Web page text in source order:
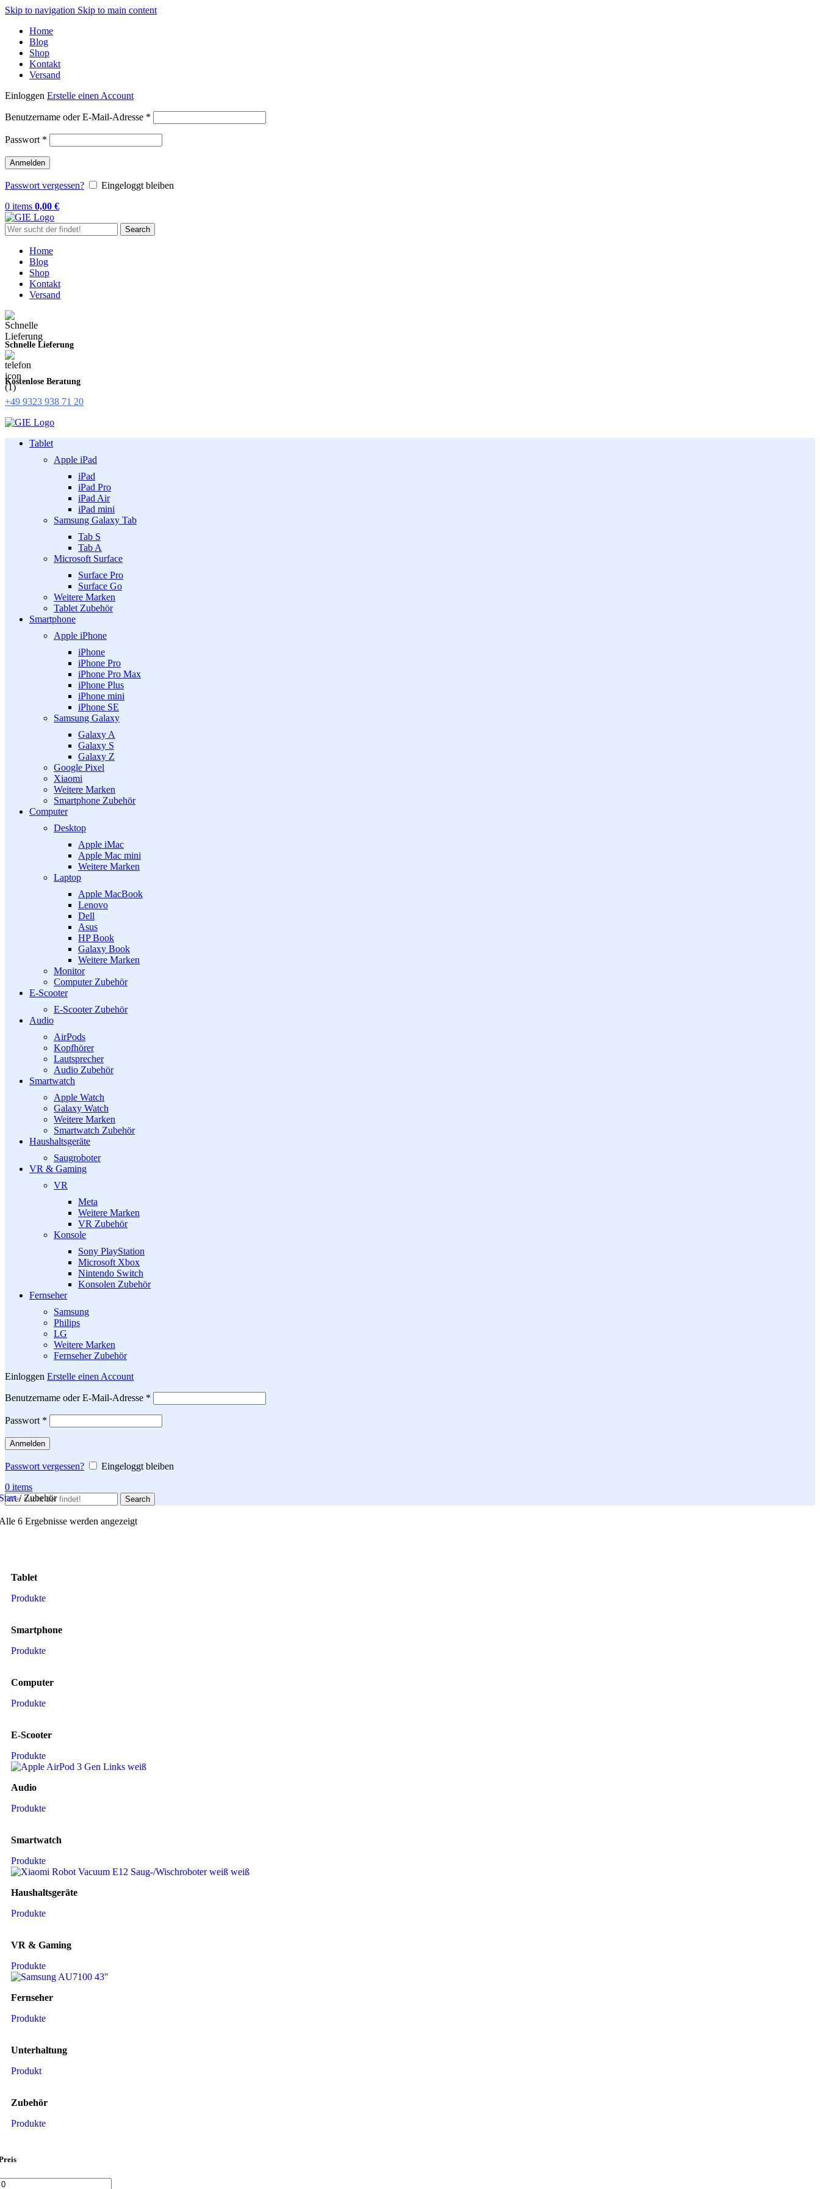
Skip to navigation Skip to main content
Home
Blog
Shop
Kontakt
Versand
Einloggen Erstelle einen Account
Benutzername oder E-Mail-Adresse *
Passwort *
Anmelden
Passwort vergessen?
Eingeloggt bleiben
0 items 0,00 €
Search
Home
Blog
Shop
Kontakt
Versand
Schnelle Lieferung
Kostenlose Beratung
+49 9323 938 71 20
Tablet
Apple iPad
iPad
iPad Pro
iPad Air
iPad mini
Samsung Galaxy Tab
Tab S
Tab A
Microsoft Surface
Surface Pro
Surface Go
Weitere Marken
Tablet Zubehör
Smartphone
Apple iPhone
iPhone
iPhone Pro
iPhone Pro Max
iPhone Plus
iPhone mini
iPhone SE
Samsung Galaxy
Galaxy A
Galaxy S
Galaxy Z
Google Pixel
Xiaomi
Weitere Marken
Smartphone Zubehör
Computer
Desktop
Apple iMac
Apple Mac mini
Weitere Marken
Laptop
Apple MacBook
Lenovo
Dell
Asus
HP Book
Galaxy Book
Weitere Marken
Monitor
Computer Zubehör
E-Scooter
E-Scooter Zubehör
Audio
AirPods
Kopfhörer
Lautsprecher
Audio Zubehör
Smartwatch
Apple Watch
Galaxy Watch
Weitere Marken
Smartwatch Zubehör
Haushaltsgeräte
Saugroboter
VR & Gaming
VR
Meta
Weitere Marken
VR Zubehör
Konsole
Sony PlayStation
Microsoft Xbox
Nintendo Switch
Konsolen Zubehör
Fernseher
Samsung
Philips
LG
Weitere Marken
Fernseher Zubehör
Einloggen Erstelle einen Account
Benutzername oder E-Mail-Adresse *
Passwort *
Anmelden
Passwort vergessen?
Eingeloggt bleiben
0 items
Search
/ Zubehör
6 Ergebnisse werden angezeigt
Tablet
Produkte
Smartphone
Produkte
Computer
Produkte
E-Scooter
Produkte
Audio
Produkte
Smartwatch
Produkte
Haushaltsgeräte
Produkte
VR & Gaming
Produkte
Fernseher
Produkte
Unterhaltung
Produkt
Zubehör
Produkte